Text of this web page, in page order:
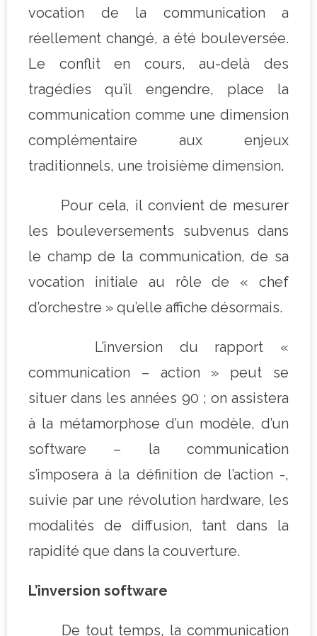
vocation de la communication a
réellement changé, a été bouleversée.
Le conflit en cours, au-delà des
tragédies qu’il engendre, place la
communication comme une dimension
complémentaire aux enjeux
traditionnels, une troisième dimension.
Pour cela, il convient de mesurer
les bouleversements subvenus dans
le champ de la communication, de sa
vocation initiale au rôle de « chef
d’orchestre » qu’elle affiche désormais.
L’inversion du rapport «
communication – action » peut se
situer dans les années 90 ; on assistera
à la métamorphose d’un modèle, d’un
software – la communication
s’imposera à la définition de l’action -,
suivie par une révolution hardware, les
modalités de diffusion, tant dans la
rapidité que dans la couverture.
L’inversion software
De tout temps, la communication